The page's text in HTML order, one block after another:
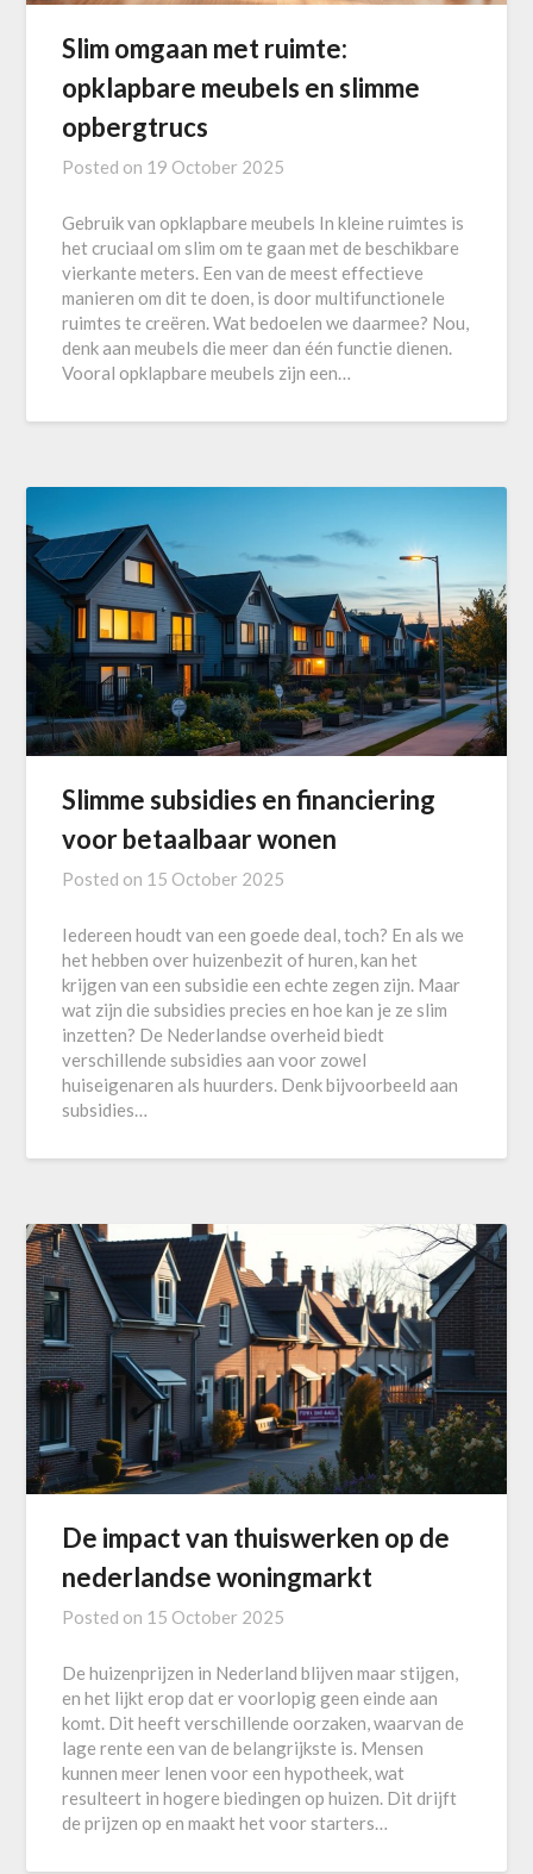
Slim omgaan met ruimte:
opklapbare meubels en slimme
opbergtrucs
Posted on 19 October 2025
Gebruik van opklapbare meubels In kleine ruimtes is
het cruciaal om slim om te gaan met de beschikbare
vierkante meters. Een van de meest effectieve
manieren om dit te doen, is door multifunctionele
ruimtes te creëren. Wat bedoelen we daarmee? Nou,
denk aan meubels die meer dan één functie dienen.
Vooral opklapbare meubels zijn een…
Slimme subsidies en financiering
voor betaalbaar wonen
Posted on 15 October 2025
Iedereen houdt van een goede deal, toch? En als we
het hebben over huizenbezit of huren, kan het
krijgen van een subsidie een echte zegen zijn. Maar
wat zijn die subsidies precies en hoe kan je ze slim
inzetten? De Nederlandse overheid biedt
verschillende subsidies aan voor zowel
huiseigenaren als huurders. Denk bijvoorbeeld aan
subsidies…
De impact van thuiswerken op de
nederlandse woningmarkt
Posted on 15 October 2025
De huizenprijzen in Nederland blijven maar stijgen,
en het lijkt erop dat er voorlopig geen einde aan
komt. Dit heeft verschillende oorzaken, waarvan de
lage rente een van de belangrijkste is. Mensen
kunnen meer lenen voor een hypotheek, wat
resulteert in hogere biedingen op huizen. Dit drijft
de prijzen op en maakt het voor starters…